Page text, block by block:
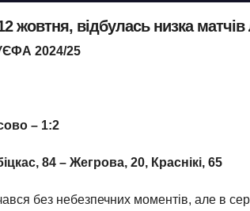
жовтня, відбулась низка матчів
2024/25
– 1:2
84 – Жегрова, 20, Краснікі, 65
без небезпечних моментів, але в